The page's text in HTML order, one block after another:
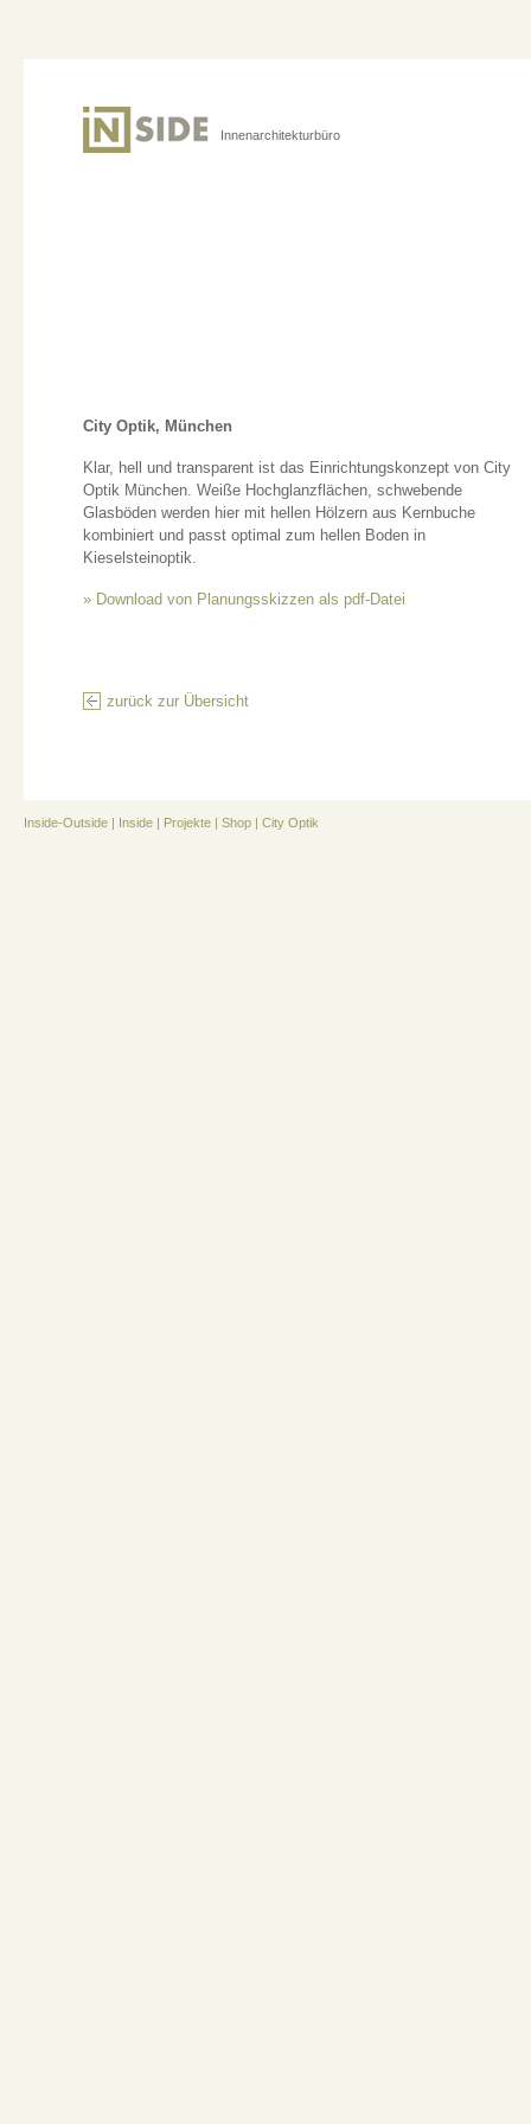
Innenarchitekturbüro
City Optik, München
Klar, hell und transparent ist das Einrichtungskonzept von City
Optik München. Weiße Hochglanzflächen, schwebende
Glasböden werden hier mit hellen Hölzern aus Kernbuche
kombiniert und passt optimal zum hellen Boden in
Kieselsteinoptik.
» Download von Planungsskizzen als pdf-Datei
zurück zur Übersicht
Inside-Outside | Inside | Projekte | Shop | City Optik